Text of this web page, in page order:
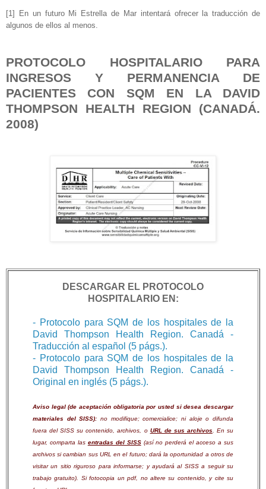
[1] En un futuro Mi Estrella de Mar intentará ofrecer la traducción de
algunos de ellos al menos.
PROTOCOLO HOSPITALARIO PARA
INGRESOS Y PERMANENCIA DE
PACIENTES CON SQM EN LA DAVID
THOMPSON HEALTH REGION (CANADÁ.
2008)
DESCARGAR EL PROTOCOLO
HOSPITALARIO EN:
- Protocolo para SQM de los hospitales de la
David Thompson Health Region. Canadá -
Traducción al español (5 págs.).
- Protocolo para SQM de los hospitales de la
David Thompson Health Region. Canadá -
Original en inglés (5 págs.).
Aviso legal (de aceptación obligatoria por usted si desea descargar
materiales del SISS): no modifique; comercialice; ni aloje o difunda
fuera del SISS su contenido, archivos, o URL de sus archivos . En su
lugar, comparta las entradas del SISS(así no perderá el acceso a sus
archivos si cambian sus URL en el futuro; dará la oportunidad a otros de
visitar un sitio riguroso para informarse; y ayudará al SISS a seguir su
trabajo gratuito). Si fotocopia un pdf, no altere su contenido, y cite su